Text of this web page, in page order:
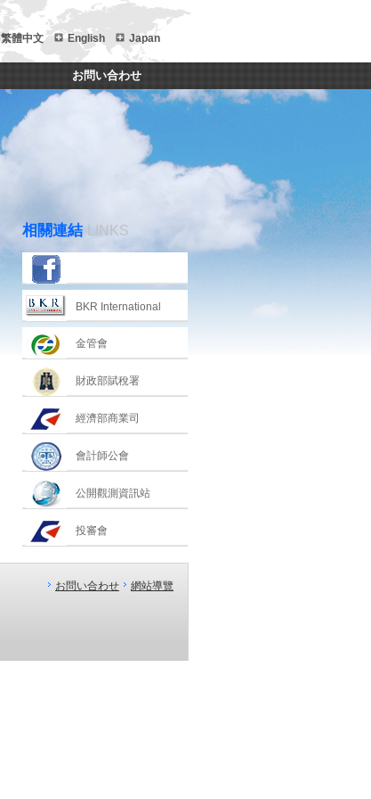
繁體中文 English Japan
お問い合わせ
相關連結 LINKS
BKR International
金管會
財政部賦稅署
經濟部商業司
會計師公會
公開觀測資訊站
投審會
網站導覽
お問い合わせ